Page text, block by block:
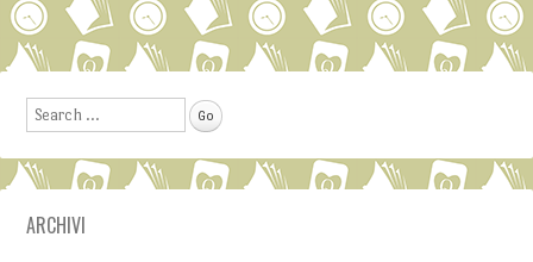
Post navigation
Search
ARCHIVI